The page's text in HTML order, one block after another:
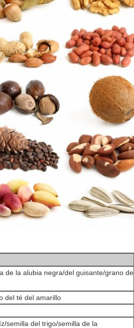
de la alubia negra/del guisante/grano de
del té del amarillo
semilla del trigo/semilla de la